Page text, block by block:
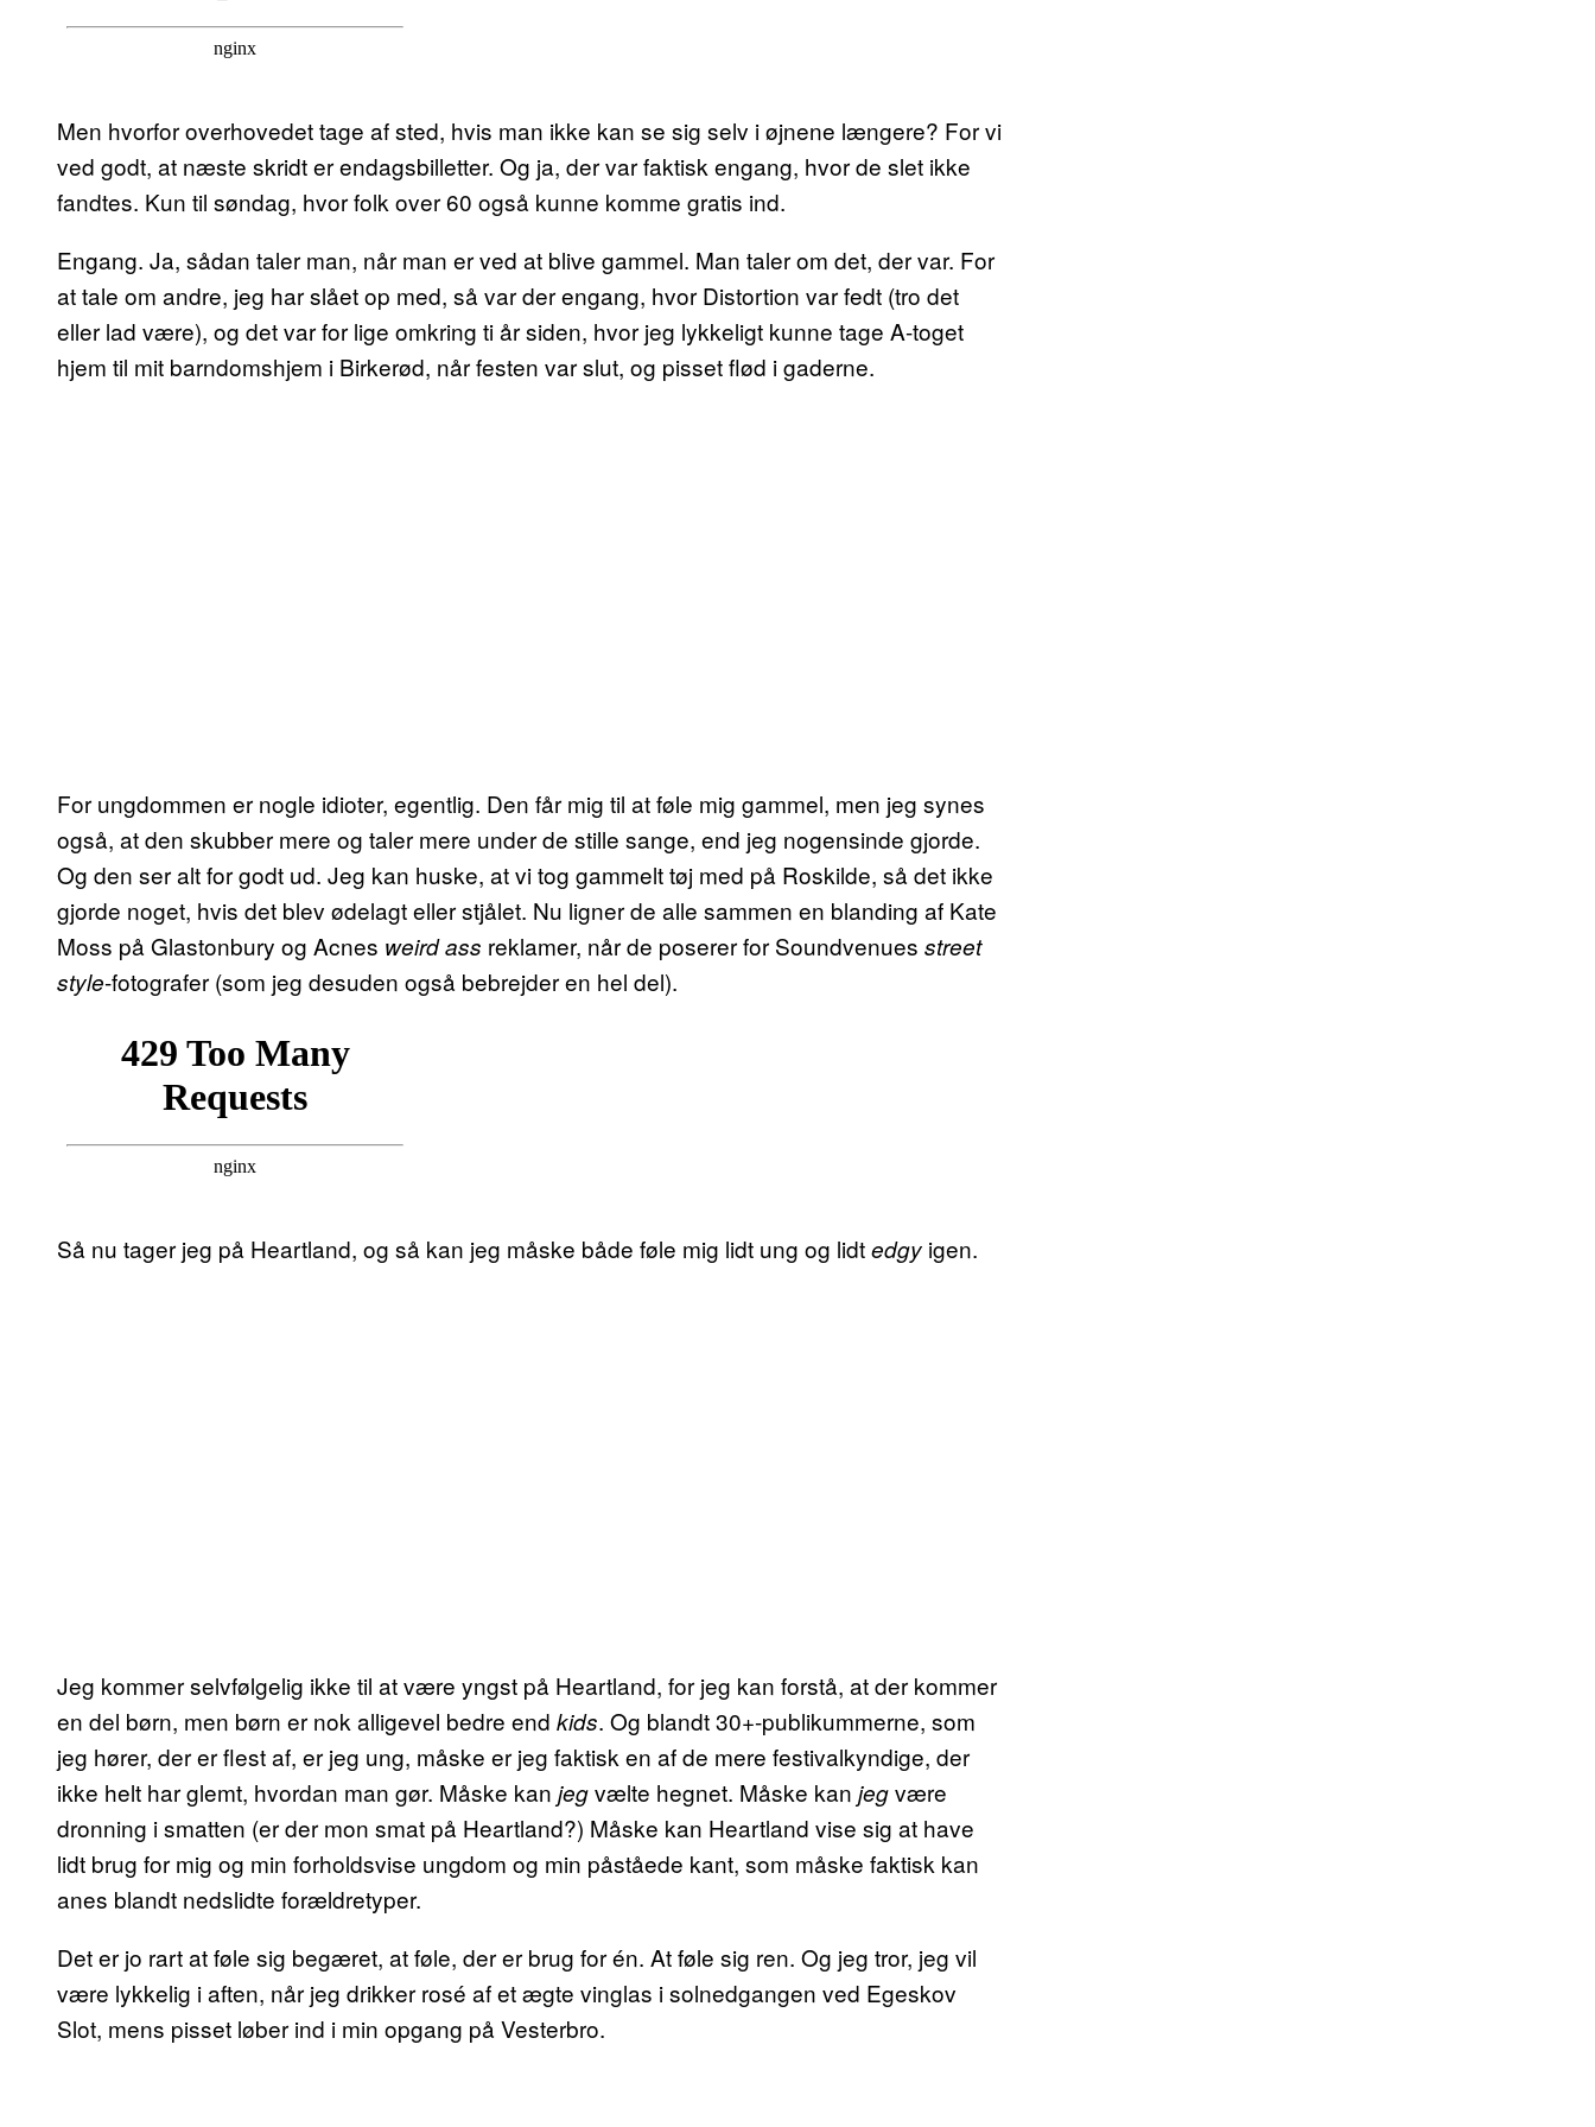
Men hvorfor overhovedet tage af sted, hvis man ikke kan se sig selv i øjnene længere? For vi
ved godt, at næste skridt er endagsbilletter. Og ja, der var faktisk engang, hvor de slet ikke
fandtes. Kun til søndag, hvor folk over 60 også kunne komme gratis ind.
Engang. Ja, sådan taler man, når man er ved at blive gammel. Man taler om det, der var. For
at tale om andre, jeg har slået op med, så var der engang, hvor Distortion var fedt (tro det
eller lad være), og det var for lige omkring ti år siden, hvor jeg lykkeligt kunne tage A-toget
hjem til mit barndomshjem i Birkerød, når festen var slut, og pisset flød i gaderne.
For ungdommen er nogle idioter, egentlig. Den får mig til at føle mig gammel, men jeg synes
også, at den skubber mere og taler mere under de stille sange, end jeg nogensinde gjorde.
Og den ser alt for godt ud. Jeg kan huske, at vi tog gammelt tøj med på Roskilde, så det ikke
gjorde noget, hvis det blev ødelagt eller stjålet. Nu ligner de alle sammen en blanding af Kate
Moss på Glastonbury og Acnes weird ass reklamer, når de poserer for Soundvenues street
style-fotografer (som jeg desuden også bebrejder en hel del).
Så nu tager jeg på Heartland, og så kan jeg måske både føle mig lidt ung og lidtedgy igen.
Jeg kommer selvfølgelig ikke til at være yngst på Heartland, for jeg kan forstå, at der kommer
en del børn, men børn er nok alligevel bedre end kids. Og blandt 30+-publikummerne, som
jeg hører, der er flest af, er jeg ung, måske er jeg faktisk en af de mere festivalkyndige, der
ikke helt har glemt, hvordan man gør. Måske kan jegvælte hegnet. Måske kan jegvære
dronning i smatten (er der mon smat på Heartland?) Måske kan Heartland vise sig at have
lidt brug for mig og min forholdsvise ungdom og min påståede kant, som måske faktisk kan
anes blandt nedslidte forældretyper.
Det er jo rart at føle sig begæret, at føle, der er brug for én. At føle sig ren. Og jeg tror, jeg vil
være lykkelig i aften, når jeg drikker rosé af et ægte vinglas i solnedgangen ved Egeskov
Slot, mens pisset løber ind i min opgang på Vesterbro.